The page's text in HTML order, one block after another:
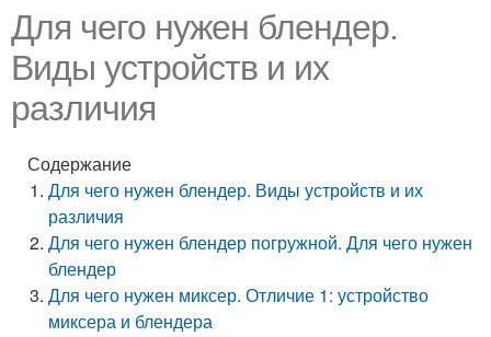
Для чего нужен блендер.
Виды устройств и их
различия
Содержание
Для чего нужен блендер. Виды устройств и их
различия
Для чего нужен блендер погружной. Для чего нужен
блендер
Для чего нужен миксер. Отличие 1: устройство
миксера и блендера